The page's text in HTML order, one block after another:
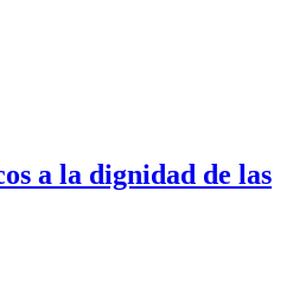
Tag
a la dignidad de las